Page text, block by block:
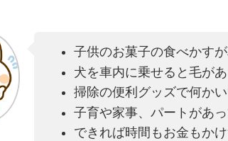
子供のお菓子の食べかす
犬を車内に乗せると毛が
掃除の便利グッズで何か
子育や家事、パートがあ
できれば時間もお金もか